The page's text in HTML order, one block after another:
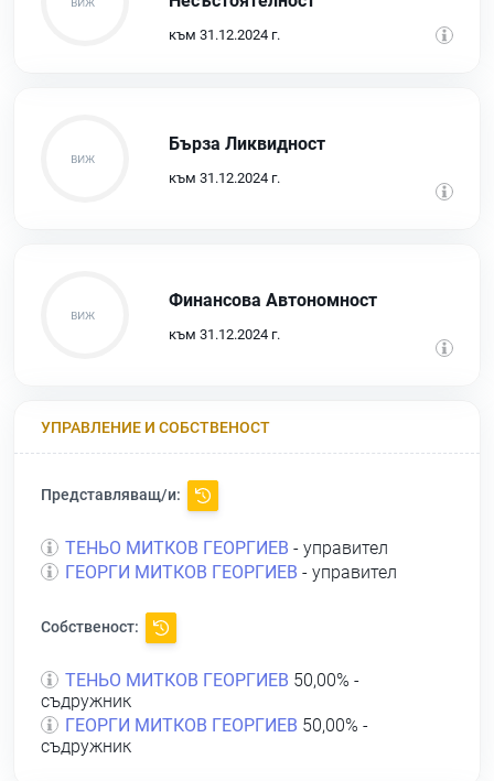
към 31.12.2024 г.
Бърза Ликвидност
към 31.12.2024 г.
Финансова Автономност
към 31.12.2024 г.
УПРАВЛЕНИЕ И СОБСТВЕНОСТ
Представляващ/и:
ТЕНЬО МИТКОВ ГЕОРГИЕВ - управител
ГЕОРГИ МИТКОВ ГЕОРГИЕВ - управител
Собственост:
ТЕНЬО МИТКОВ ГЕОРГИЕВ 50,00% -
съдружник
ГЕОРГИ МИТКОВ ГЕОРГИЕВ 50,00% -
съдружник